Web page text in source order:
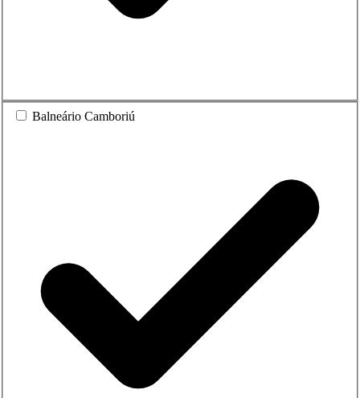
Balneário Camboriú